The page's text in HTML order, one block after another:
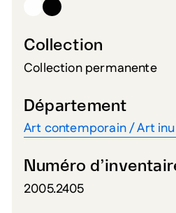
Collection
Collection permanente
Département
Art contemporain / Art
Numéro
2005.2405